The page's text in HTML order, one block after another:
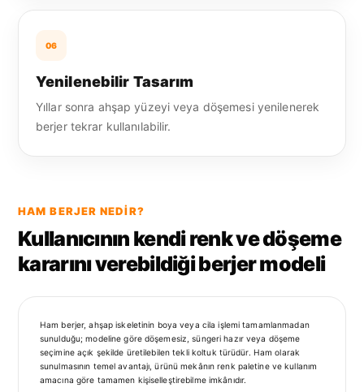
06
Yenilenebilir Tasarım
Yıllar sonra ahşap yüzeyi veya döşemesi yenilenerek
berjer tekrar kullanılabilir.
HAM BERJER NEDIR?
Kullanıcının kendi renk ve döşeme
kararını verebildiği berjer modeli
Ham berjer, ahşap iskeletinin boya veya cila işlemi tamamlanmadan
sunulduğu; modeline göre döşemesiz, süngeri hazır veya döşeme
seçimine açık şekilde üretilebilen tekli koltuk türüdür. Ham olarak
sunulmasının temel avantajı, ürünü mekânın renk paletine ve kullanım
amacına göre tamamen kişiselleştirebilme imkânıdır.